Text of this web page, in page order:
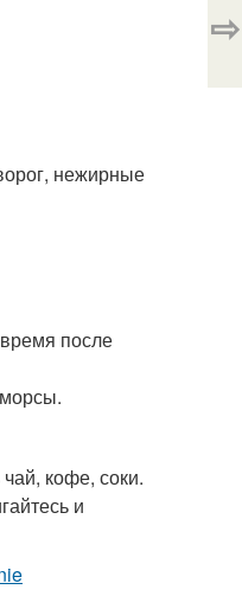
нежирные
после
кофе, соки.
и
⇨